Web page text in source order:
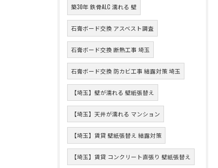
築30年 鉄骨ALC 濡れる 壁
石膏ボード交換 アスベスト調査
石膏ボード交換 断熱工事 埼玉
石膏ボード交換 防カビ工事 結露対策 埼玉
【埼玉】壁が濡れる 壁紙張替え
【埼玉】天井が濡れる マンション
【埼玉】賃貸 壁紙張替え 結露対策
【埼玉】賃貸 コンクリート直張り 壁紙張替え